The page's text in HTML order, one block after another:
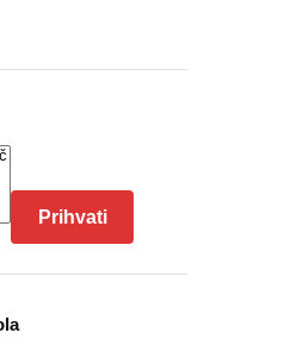
Prihvati